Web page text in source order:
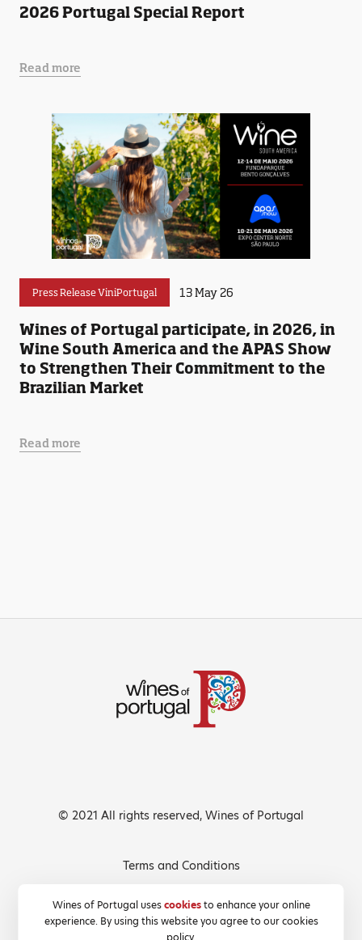
2026 Portugal Special Report
Read more
Press Release ViniPortugal 13 May 26
Wines of Portugal participate, in 2026, in
Wine South America and the APAS Show
to Strengthen Their Commitment to the
Brazilian Market
Read more
Wines of Portugal usescookiesto enhance your online
experience. By using this website you agree to our cookies
policy.
© 2021 All rights reserved, Wines of Portugal
Terms and Conditions
Cookies Policy